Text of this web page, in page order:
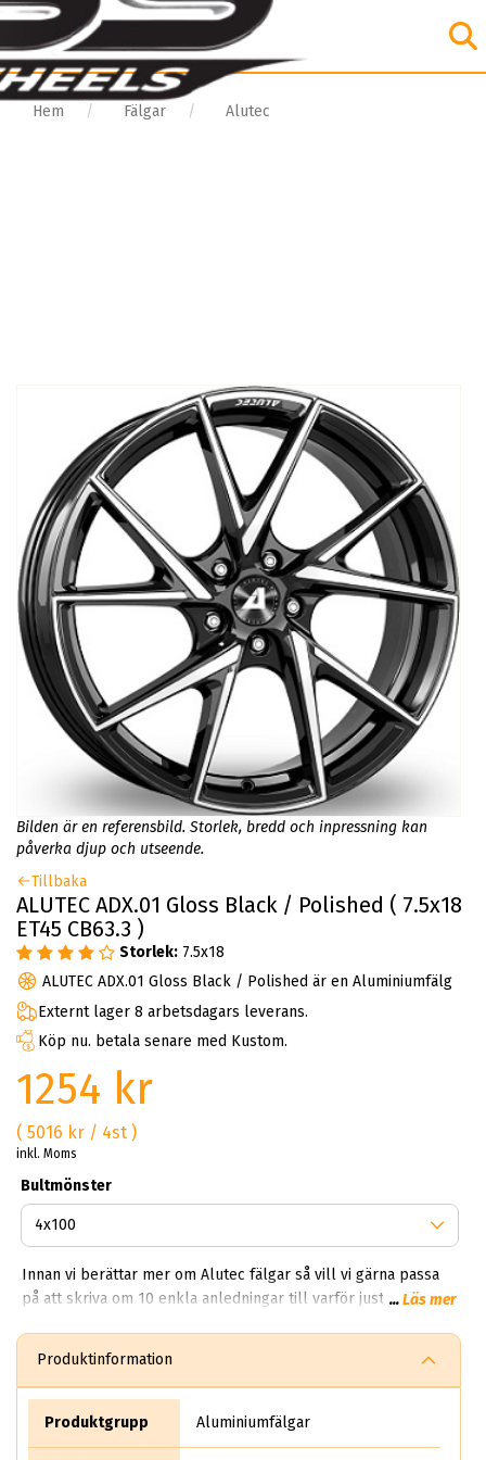
Hem Fälgar Alutec
Bilden är en referensbild. Storlek, bredd och inpressning kan
påverka djup och utseende.
Tillbaka
ALUTEC ADX.01 Gloss Black / Polished ( 7.5x18
ET45 CB63.3 )
Storlek: 7.5x18
ALUTEC ADX.01 Gloss Black / Polished är en Aluminiumfälg
Externt lager 8 arbetsdagars leverans.
Köp nu. betala senare med Kustom.
1254 kr
( 5016 kr / 4st )
inkl. Moms
Bultmönster
Innan vi berättar mer om Alutec fälgar så vill vi gärna passa
på att skriva om 10 enkla anledningar till varför just du ska
ska förstå och inse vilka bra fälgar de tillverkar. Alutec
Startade år 1996 och blev snabbt ett populärt varumärke
bland fälgentusiaster och bilförare. Likt alla andra bolag i
...Läs mer
Produktinformation
Produktgrupp Aluminiumfälgar